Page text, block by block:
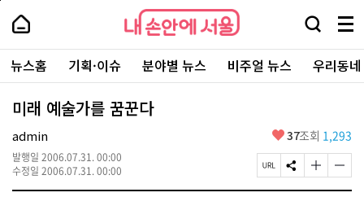
본
로
가
내
손
안
에
서
울
-
서
울
시
대
표
소
내
손
에
울
검
창
열
기
메
뉴
전
체
보
주
요
서
뉴스홈 기획·이슈 분야별 뉴스 비주얼 뉴스 우리동
미래 예술가를 꿈꾼다
admin
발행일 2006.07.31. 00:00
수정일 2006.07.31. 00:00
좋
요
37조회 1,293
페
이
S
N
글
자
글
자
페
상
단
로